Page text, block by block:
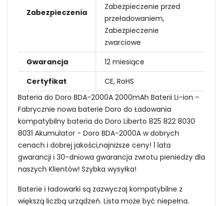
Zabezpieczenia
Zabezpieczenie przed
przeładowaniem,
Zabezpieczenie
zwarciowe
Gwarancja
12 miesiące
Certyfikat
CE, RoHS
Bateria do Doro BDA-2000A 2000mAh Baterii Li-ion -
Fabrycznie nowa baterie Doro do Ładowania
kompatybilny bateria do Doro Liberto 825 822 8030
8031 Akumulator - Doro BDA-2000A w dobrych
cenach i dobrej jakości,najniższe ceny! 1 lata
gwarancji i 30-dniowa gwarancja zwrotu pieniedzy dla
naszych Klientów! Szybka wysyłka!
Baterie i ładowarki są zazwyczaj kompatybilne z
większą liczbą urządzeń. Lista może być niepełna.